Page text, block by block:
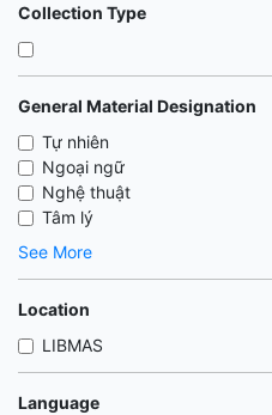
Collection Type
General Material Designation
Tự nhiên
Ngoại ngữ
Nghệ thuật
Tâm lý
See More
Location
LIBMAS
Language